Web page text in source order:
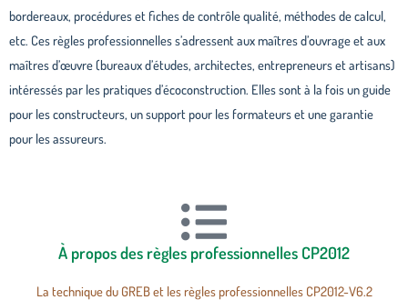
bordereaux, procédures et fiches de contrôle qualité, méthodes de calcul,
etc. Ces règles professionnelles s’adressent aux maîtres d’ouvrage et aux
maîtres d’œuvre (bureaux d’études, architectes, entrepreneurs et artisans)
intéressés par les pratiques d’écoconstruction. Elles sont à la fois un guide
pour les constructeurs, un support pour les formateurs et une garantie
pour les assureurs.
À propos des règles professionnelles CP2012
La technique du GREB et les règles professionnelles CP2012-V6.2